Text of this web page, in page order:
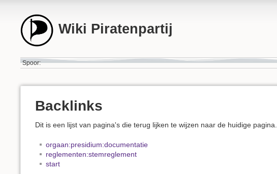
Wiki Piratenpartij
Spoor:
Backlinks
Dit is een lijst van pagina's die terug lijken te wijzen naar de huidige pagina.
orgaan:presidium:documentatie
reglementen:stemreglement
start